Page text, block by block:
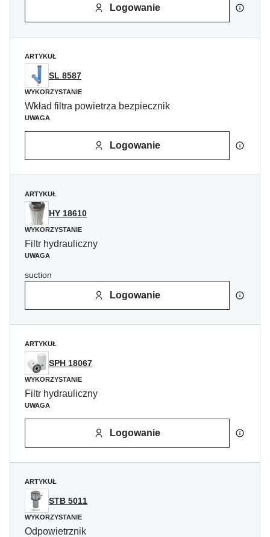
Logowanie
ARTYKUŁ
SL 8587
WYKORZYSTANIE
Wkład filtra powietrza bezpiecznik
UWAGA
Logowanie
ARTYKUŁ
HY 18610
WYKORZYSTANIE
Filtr hydrauliczny
UWAGA
suction
Logowanie
ARTYKUŁ
SPH 18067
WYKORZYSTANIE
Filtr hydrauliczny
UWAGA
Logowanie
ARTYKUŁ
STB 5011
WYKORZYSTANIE
Odpowietrznik